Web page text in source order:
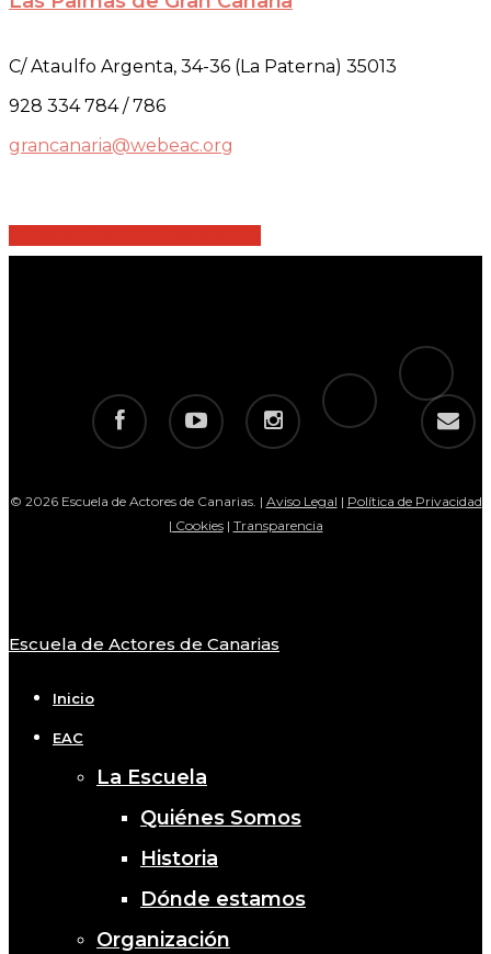
C/ Ataulfo Argenta, 34-36 (La Paterna) 35013
928 334 784 / 786
grancanaria@webeac.org
facebook youtube instagram
telegram
tiktok
email
© 2026 Escuela de Actores de Canarias. | Aviso Legal | Política de Privacidad
| Cookies| Transparencia
Close
Escuela de Actores de Canarias
Inicio
EAC
La Escuela
Quiénes Somos
Historia
Dónde estamos
Organización